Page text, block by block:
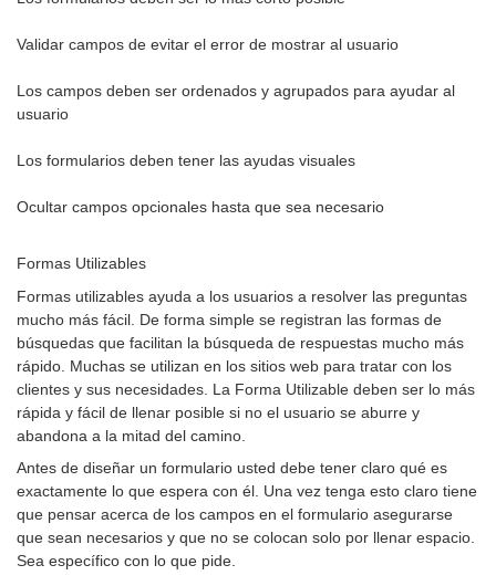
Validar campos de evitar el error de mostrar al usuario
Los campos deben ser ordenados y agrupados para ayudar al
usuario
Los formularios deben tener las ayudas visuales
Ocultar campos opcionales hasta que sea necesario
Formas Utilizables
Formas utilizables ayuda a los usuarios a resolver las preguntas
mucho más fácil. De forma simple se registran las formas de
búsquedas que facilitan la búsqueda de respuestas mucho más
rápido. Muchas se utilizan en los sitios web para tratar con los
clientes y sus necesidades. La Forma Utilizable deben ser lo más
rápida y fácil de llenar posible si no el usuario se aburre y
abandona a la mitad del camino.
Antes de diseñar un formulario usted debe tener claro qué es
exactamente lo que espera con él. Una vez tenga esto claro tiene
que pensar acerca de los campos en el formulario asegurarse
que sean necesarios y que no se colocan solo por llenar espacio.
Sea específico con lo que pide.